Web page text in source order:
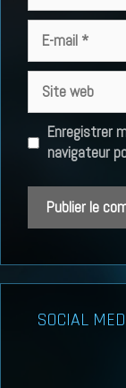
mail
web
Enregistrer
navigateur
SOCIAL